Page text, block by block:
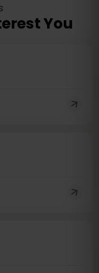
You